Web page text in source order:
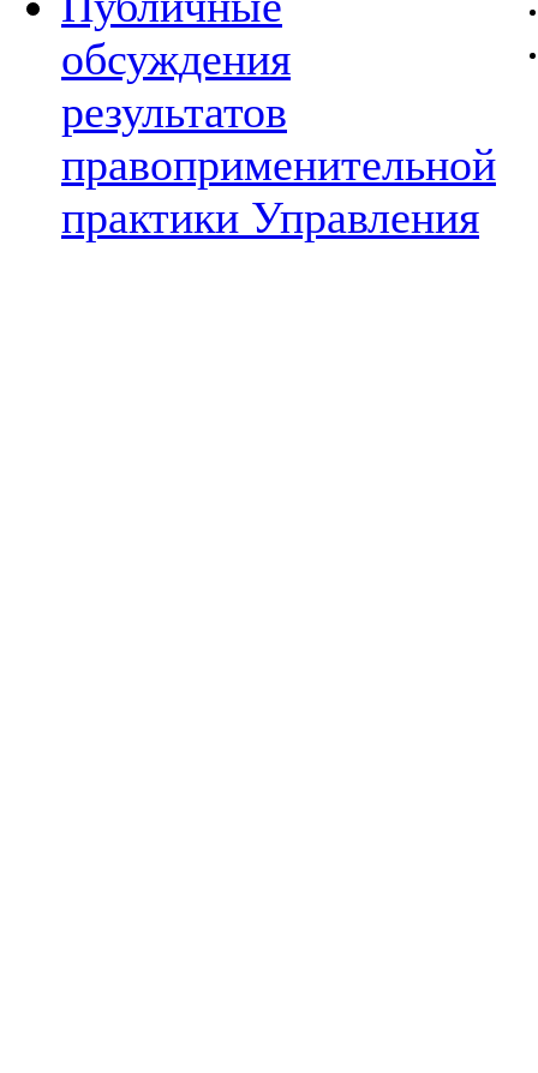
обсуждения
результатов
правоприменительной
практики Управления